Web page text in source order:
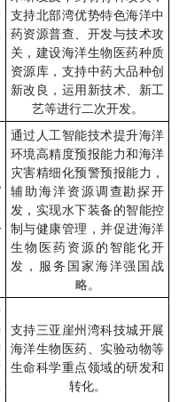
支持北部湾优势特色海洋中
药资源普查、开发与技术攻
关，建设海洋生物医药种质
资源库，支持中药大品种创
新改良，运用新技术、新工
艺等进行二次开发。
通过人工智能技术提升海洋
环境高精度预报能力和海洋
灾害精细化预警预报能力，
辅助海洋资源调查勘探开
发，实现水下装备的智能控
制与健康管理，并促进海洋
生物医药资源的智能化开
发，服务国家海洋强国战
略。
支持三亚崖州湾科技城开展
海洋生物医药、实验动物等
生命科学重点领域的研发和
转化。